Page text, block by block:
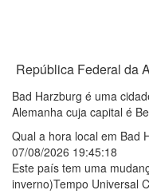
República Federal da
Bad Harzburg é uma
Alemanha cuja capital é
Qual a hora local em Bad
07/08/2026 19:45:18
Este país tem uma
inverno)Tempo Universal